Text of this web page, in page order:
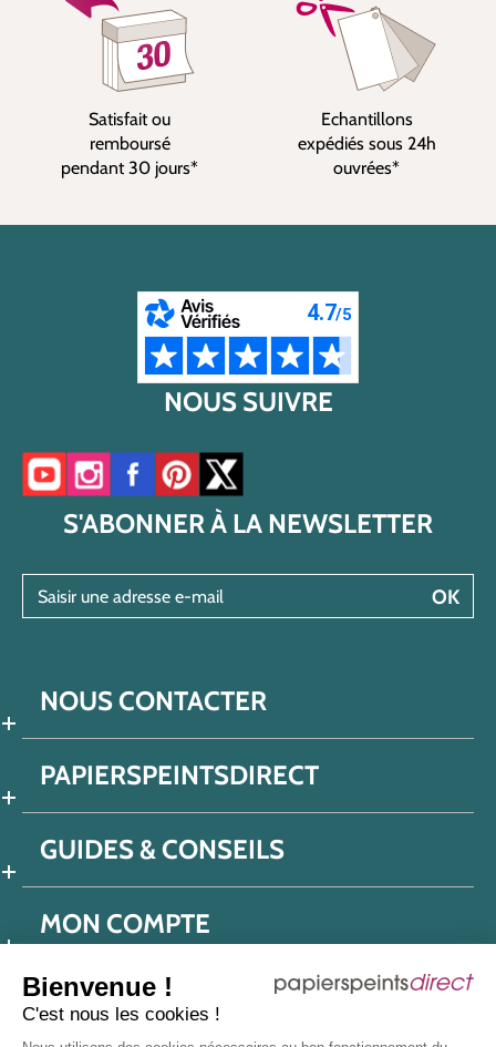
Bienvenue !
C'est nous les cookies !
Satisfait ou
remboursé
pendant 30 jours*
Echantillons
expédiés sous 24h
ouvrées*
NOUS SUIVRE
Accéder à notre chaîne YouTube
Accéder à notre compte Instagram
Accéder à notre page Facebook
Accéder à notre compte Pinterest
Accéder à notre compte Twitter/X
S'ABONNER À LA NEWSLETTER
OK
NOUS CONTACTER
PAPIERSPEINTSDIRECT
GUIDES & CONSEILS
MON COMPTE